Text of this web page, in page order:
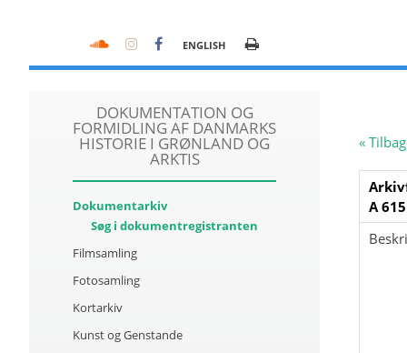
ENGLISH
DOKUMENTATION OG
FORMIDLING AF DANMARKS
HISTORIE I GRØNLAND OG
ARKTIS
Dokumentarkiv
Søg i dokumentregistranten
Filmsamling
Fotosamling
Kortarkiv
Kunst og Genstande
«
A 615